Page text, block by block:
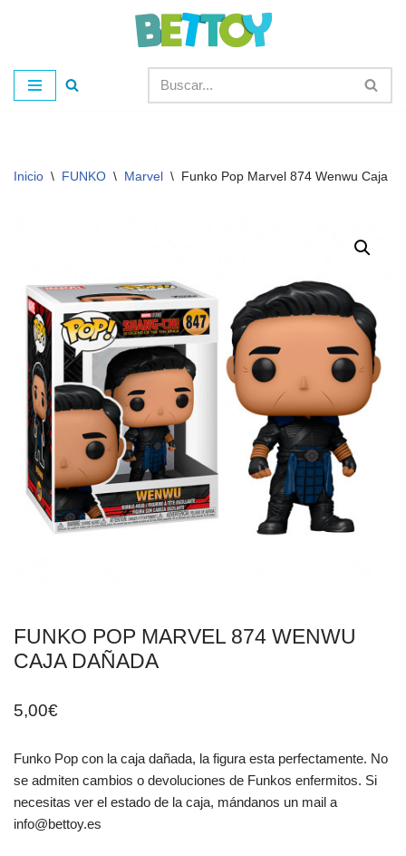
al
contenido
Inicio \ FUNKO \ Marvel \ Funko Pop Marvel 874 Wenwu Caja
FUNKO POP MARVEL 874 WENWU
CAJA DAÑADA
5,00€
Funko Pop con la caja dañada, la figura esta perfectamente. No
se admiten cambios o devoluciones de Funkos enfermitos. Si
necesitas ver el estado de la caja, mándanos un mail a
info@bettoy.es